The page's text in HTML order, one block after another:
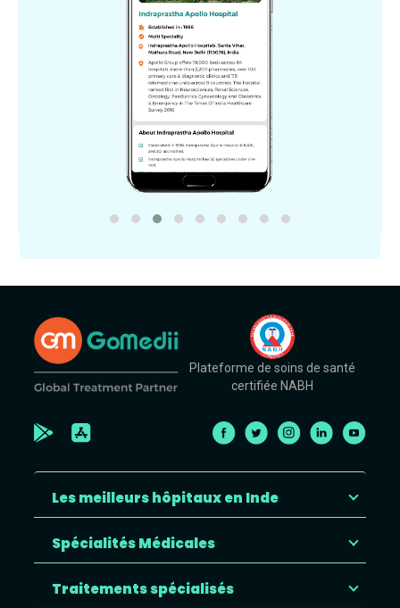
Plateforme de soins de santé
certifiée NABH
Les meilleurs hôpitaux en Inde
Spécialités Médicales
Traitements spécialisés